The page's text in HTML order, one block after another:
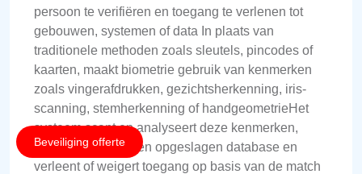
persoon te verifiëren en toegang te verlenen tot
gebouwen, systemen of data In plaats van
traditionele methoden zoals sleutels, pincodes of
kaarten, maakt biometrie gebruik van kenmerken
zoals vingerafdrukken, gezichtsherkenning, iris-
scanning, stemherkenning of handgeometrieHet
systeem scant en analyseert deze kenmerken,
vergelijkt ze met een opgeslagen database en
verleent of weigert toegang op basis van de match
Beveiliging offerte